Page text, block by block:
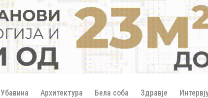
Убавина Архитектура Бела соба Здравје